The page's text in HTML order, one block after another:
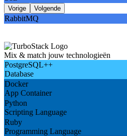
Vorige Volgende
RabbitMQ
Mix & match jouw technologieën
PostgreSQL++
Database
Docker
App Container
Python
Scripting Language
Ruby
Programming Language